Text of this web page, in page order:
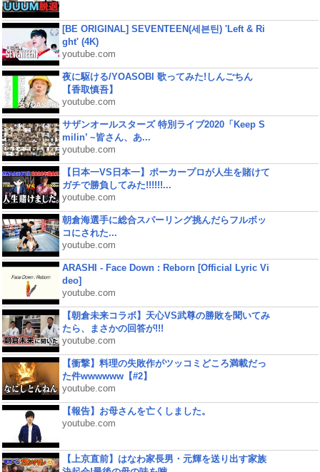
[BE ORIGINAL] SEVENTEEN(세븐틴) 'Left & Ri
ght' (4K)
youtube.com
夜に駆ける/YOASOBI 歌ってみた!しんごちん
【香取慎吾】
youtube.com
サザンオールスターズ 特別ライブ2020「Keep S
milin’ ~皆さん、あ...
youtube.com
【日本一VS日本一】ポーカープロが人生を賭けて
ガチで勝負してみた!!!!!!...
youtube.com
朝倉海選手に総合スパーリング挑んだらフルボッ
コにされた...
youtube.com
ARASHI - Face Down : Reborn [Official Lyric Vi
deo]
youtube.com
【朝倉未来コラボ】天心VS武尊の勝敗を聞いてみ
たら、まさかの回答が!!!
youtube.com
【衝撃】料理の失敗作がツッコミどころ満載だっ
た件wwwwww【#2】
youtube.com
【報告】お母さんを亡くしました。
youtube.com
【上京直前】はなわ家長男・元輝を送り出す家族